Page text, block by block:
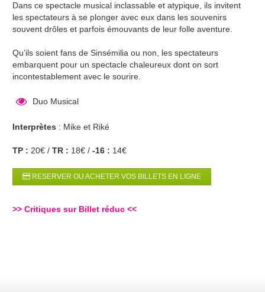
Dans ce spectacle musical inclassable et atypique, ils invitent
les spectateurs à se plonger avec eux dans les souvenirs
souvent drôles et parfois émouvants de leur folle aventure.
Qu’ils soient fans de Sinsémilia ou non, les spectateurs
embarquent pour un spectacle chaleureux dont on sort
incontestablement avec le sourire.
Duo Musical
Interprètes : Mike et Riké
TP : 20€ /TR : 18€ /-16 : 14€
RESERVER OU ACHETER VOS BILLETS EN LIGNE
>>Critiques sur Billet réduc <<